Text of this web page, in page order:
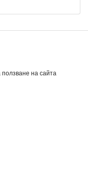
на сайта